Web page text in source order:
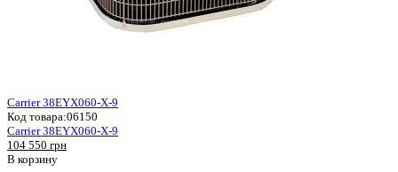
Carrier 38EYX060-X-9
Код товара:06150
Carrier 38EYX060-X-9
104 550 грн
В корзину